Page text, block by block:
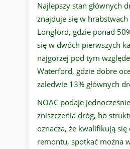
Najlepszy stan głównych
znajduje się w
Longford, gdzie ponad
się w dwóch pierwszych
najgorzej pod tym
Waterford, gdzie dobre
zaledwie 13% głównych
NOAC podaje
zniszczenia dróg, bo
oznacza, że kwalifikują się
remontu, spotkać można